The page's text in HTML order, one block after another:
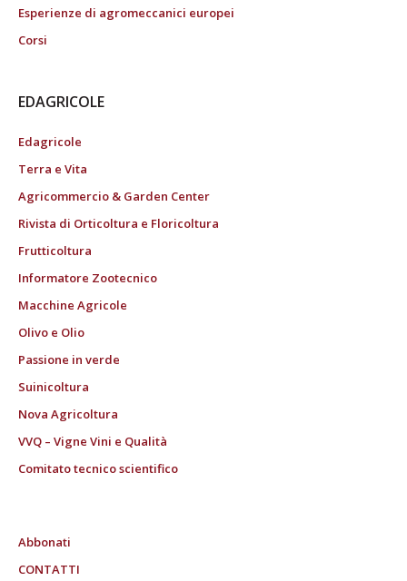
Esperienze di agromeccanici europei
Corsi
EDAGRICOLE
Edagricole
Terra e Vita
Agricommercio & Garden Center
Rivista di Orticoltura e Floricoltura
Frutticoltura
Informatore Zootecnico
Macchine Agricole
Olivo e Olio
Passione in verde
Suinicoltura
Nova Agricoltura
VVQ – Vigne Vini e Qualità
Comitato tecnico scientifico
Abbonati
CONTATTI